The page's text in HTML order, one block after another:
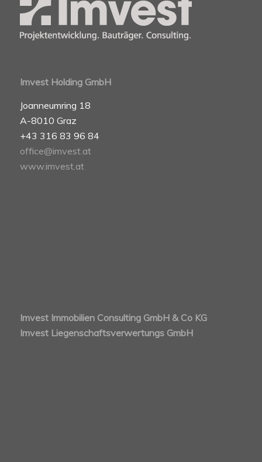
Imvest Holding GmbH
Joanneumring 18
A-8010 Graz
+43 316 83 96 84
office@imvest.at
www.imvest.at
Imvest Immobilien Consulting GmbH & Co KG
Imvest Liegenschaftsverwertungs GmbH